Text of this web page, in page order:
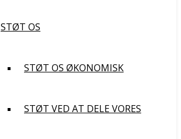
STØT OS
STØT OS ØKONOMISK
STØT VED AT DELE VORES